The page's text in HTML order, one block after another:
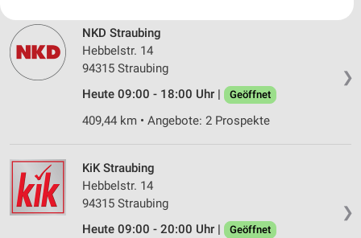
❯
NKD Straubing
Hebbelstr. 14
94315 Straubing
Heute 09:00 - 18:00 Uhr |
Geöffnet
409,44 km • Angebote: 2 Prospekte
❯
KiK Straubing
Hebbelstr. 14
94315 Straubing
Heute 09:00 - 20:00 Uhr |
Geöffnet
Website/App.
Partnerliste anzeigen (1 IAB-Anbieter)
Wir nutzen Ihre Daten für folgende Zwecke:
auf einem Endgerät
Verwendung reduzierter Daten zur Auswahl von
Werbeanzeigen
Erstellung von Profilen für personalisierte
Werbung